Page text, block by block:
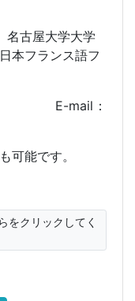
名古屋大学大学
日本フランス語フ
：
可能です。
をクリックしてく